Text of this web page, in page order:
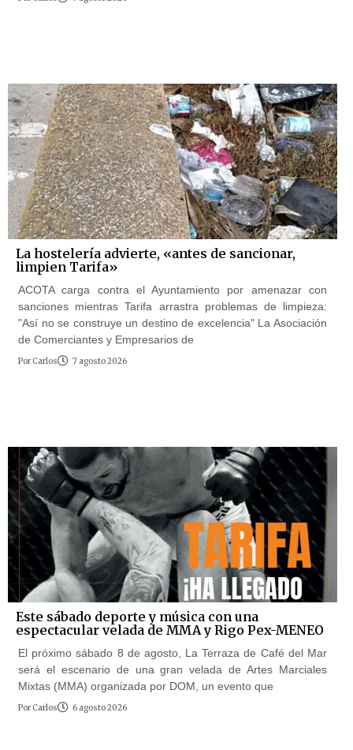
La hostelería advierte, «antes de sancionar,
limpien Tarifa»
ACOTA carga contra el Ayuntamiento por amenazar con
sanciones mientras Tarifa arrastra problemas de limpieza:
"Así no se construye un destino de excelencia" La Asociación
de Comerciantes y Empresarios de
Por Carlos 7 agosto 2026
Este sábado deporte y música con una
espectacular velada de MMA y Rigo Pex-MENEO
El próximo sábado 8 de agosto, La Terraza de Café del Mar
será el escenario de una gran velada de Artes Marciales
Mixtas (MMA) organizada por DOM, un evento que
Por Carlos 6 agosto 2026